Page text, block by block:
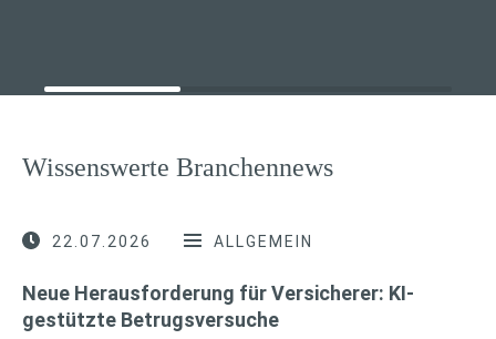
Wissenswerte Branchennews
22.07.2026 ALLGEMEIN
Neue Herausforderung für Versicherer: KI-
gestützte Betrugsversuche